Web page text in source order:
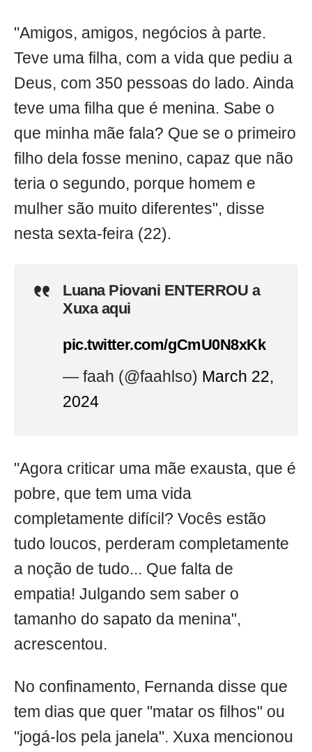
"Amigos, amigos, negócios à parte.
Teve uma filha, com a vida que pediu a
Deus, com 350 pessoas do lado. Ainda
teve uma filha que é menina. Sabe o
que minha mãe fala? Que se o primeiro
filho dela fosse menino, capaz que não
teria o segundo, porque homem e
mulher são muito diferentes", disse
nesta sexta-feira (22).
Luana Piovani ENTERROU a
Xuxa aqui
pic.twitter.com/gCmU0N8xKk
— faah (@faahlso) March 22,
2024
"Agora criticar uma mãe exausta, que é
pobre, que tem uma vida
completamente difícil? Vocês estão
tudo loucos, perderam completamente
a noção de tudo... Que falta de
empatia! Julgando sem saber o
tamanho do sapato da menina",
acrescentou.
No confinamento, Fernanda disse que
tem dias que quer "matar os filhos" ou
"jogá-los pela janela". Xuxa mencionou